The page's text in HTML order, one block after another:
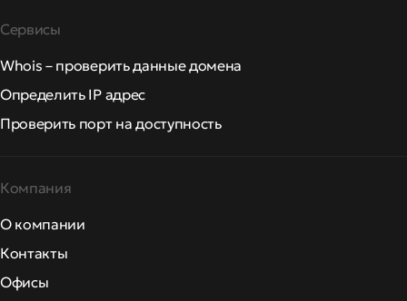
Сервисы
Whois – проверить данные домена
Определить IP адрес
Проверить порт на доступность
Компания
О компании
Контакты
Офисы